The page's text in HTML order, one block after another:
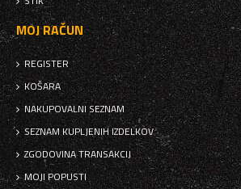
MOJ RAČUN
REGISTER
KOŠARA
NAKUPOVALNI SEZNAM
SEZNAM KUPLJENIH IZDELKOV
ZGODOVINA TRANSAKCIJ
MOJI POPUSTI